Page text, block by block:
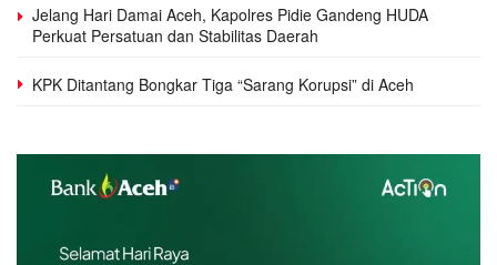
Jelang Hari Damai Aceh, Kapolres Pidie Gandeng HUDA
Perkuat Persatuan dan Stabilitas Daerah
KPK Ditantang Bongkar Tiga “Sarang Korupsi” di Aceh